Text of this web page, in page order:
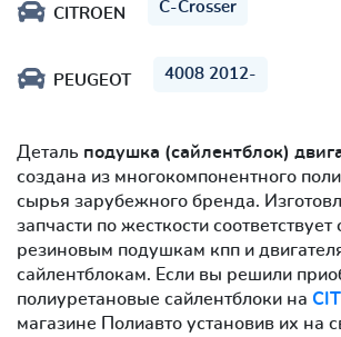
CITROEN C-Crosser
PEUGEOT 4008 2012-
Деталь подушка (сайлентблок)
создана из многокомпонентного
сырья зарубежного бренда.
запчасти по жесткости
резиновым подушкам кпп и
сайлентблокам. Если вы решили
полиуретановые сайлентблоки на
магазине Полиавто установив их на